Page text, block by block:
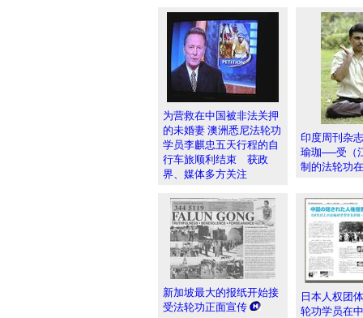
为营救在中国被非法关押
的未婚妻 澳洲悉尼法轮功
学员李麒忠五天行程的自
行车旅顺利结束 获政
界、媒体多方关注
印度周刊杂
瑜珈──受（
制的法轮功
新加坡最大的报纸开始接
受法轮功正面宣传
日本人权团
轮功学员在